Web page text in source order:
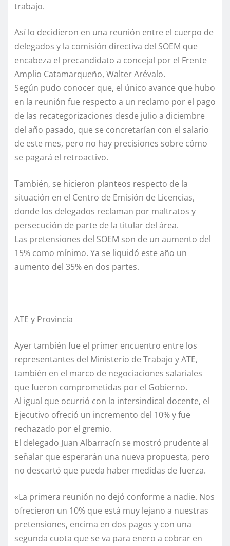
trabajo.
Así lo decidieron en una reunión entre el cuerpo de
delegados y la comisión directiva del SOEM que
encabeza el precandidato a concejal por el Frente
Amplio Catamarqueño, Walter Arévalo.
Según pudo conocer que, el único avance que hubo
en la reunión fue respecto a un reclamo por el pago
de las recategorizaciones desde julio a diciembre
del año pasado, que se concretarían con el salario
de este mes, pero no hay precisiones sobre cómo
se pagará el retroactivo.
También, se hicieron planteos respecto de la
situación en el Centro de Emisión de Licencias,
donde los delegados reclaman por maltratos y
persecución de parte de la titular del área.
Las pretensiones del SOEM son de un aumento del
15% como mínimo. Ya se liquidó este año un
aumento del 35% en dos partes.
ATE y Provincia
Ayer también fue el primer encuentro entre los
representantes del Ministerio de Trabajo y ATE,
también en el marco de negociaciones salariales
que fueron comprometidas por el Gobierno.
Al igual que ocurrió con la intersindical docente, el
Ejecutivo ofreció un incremento del 10% y fue
rechazado por el gremio.
El delegado Juan Albarracín se mostró prudente al
señalar que esperarán una nueva propuesta, pero
no descartó que pueda haber medidas de fuerza.
«La primera reunión no dejó conforme a nadie. Nos
ofrecieron un 10% que está muy lejano a nuestras
pretensiones, encima en dos pagos y con una
segunda cuota que se va para enero a cobrar en